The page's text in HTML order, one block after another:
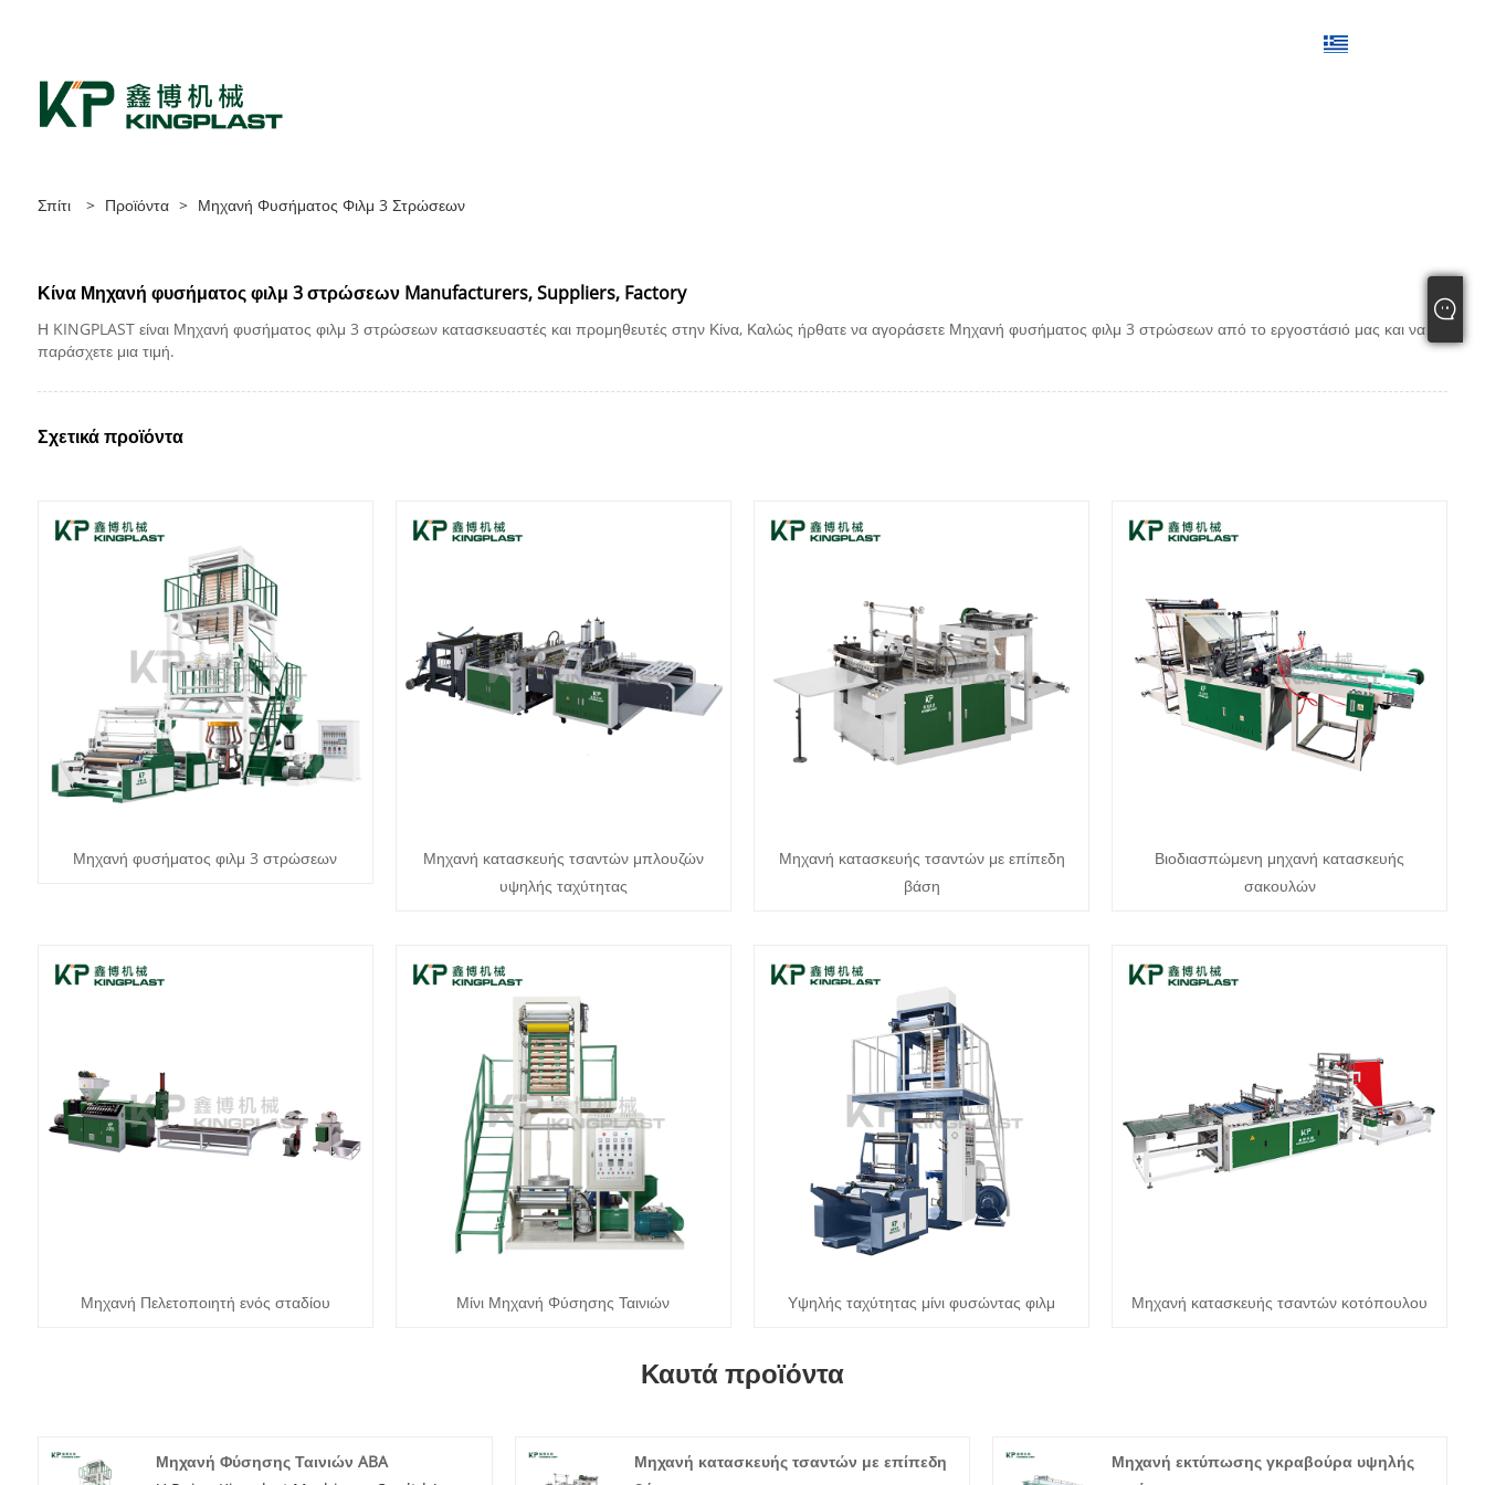
Σπίτι > Προϊόντα > Μηχανή Φυσήματος Φιλμ 3 Στρώσεων
Κίνα Μηχανή φυσήματος φιλμ 3 στρώσεων Manufacturers, Suppliers, Factory
Η KINGPLAST είναι Μηχανή φυσήματος φιλμ 3 στρώσεων κατασκευαστές και προμηθευτές στην Κίνα, Καλώς ήρθατε να αγοράσετε Μηχανή φυσήματος φιλμ 3 στρώσεων από το εργοστάσιό μας και να
παράσχετε μια τιμή.
Σχετικά προϊόντα
Μηχανή φυσήματος φιλμ 3 στρώσεων
Μηχανή κατασκευής τσαντών μπλουζών
υψηλής ταχύτητας
Μηχανή κατασκευής τσαντών με επίπεδη
βάση
Βιοδιασπώμενη μηχανή κατασκευής
σακουλών
Μηχανή Πελετοποιητή ενός σταδίου Μίνι Μηχανή Φύσησης Ταινιών Υψηλής ταχύτητας μίνι φυσώντας φιλμ Μηχανή κατασκευής τσαντών κοτόπουλου
Καυτά προϊόντα
Μηχανή Φύσησης Ταινιών ABA
Μηχανή κατασκευής τσαντών με επίπεδη
Μηχανή εκτύπωσης γκραβούρα υψηλής